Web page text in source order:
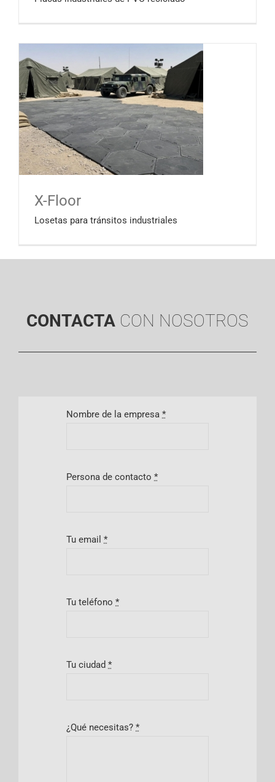
X-Floor
Losetas para tránsitos industriales
CONTACTA CON NOSOTROS
Nombre de la empresa*
Persona de contacto*
Tu email*
Tu teléfono*
Tu ciudad*
¿Qué necesitas?*